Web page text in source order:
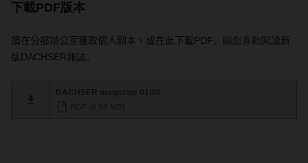
下載PDF版本
請在分部辦公室獲取個人副本，或在此下載PDF。願您喜歡閱讀新
版DACHSER雜誌。